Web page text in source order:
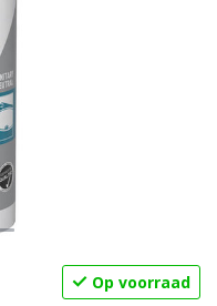
Op voorraad